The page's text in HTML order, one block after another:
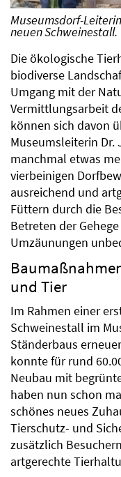
Museumsdorf-
neuen Schweinestall.
Die ökologische
biodiverse
Umgang mit der
Vermittlungsarbeit
können sich davon
Museumsleiterin Dr.
manchmal etwas
vierbeinigen
ausreichend und
Füttern durch die
Betreten der
Umzäunungen
und Tier
Im Rahmen einer
Schweinestall im
Ständerbaus
konnte für rund
Neubau mit
haben nun schon
schönes neues
Tierschutz- und
zusätzlich
artgerechte